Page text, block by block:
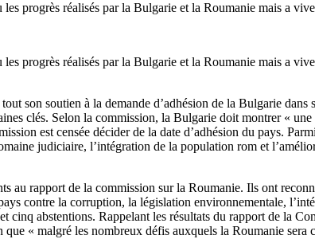
progrès réalisés par la Bulgarie et la Roumanie mais a
progrès réalisés par la Bulgarie et la Roumanie mais a
son soutien à la demande d’adhésion de la Bulgarie
clés. Selon la commission, la Bulgarie doit montrer «
est censée décider de la date d’adhésion du pays.
judiciaire, l’intégration de la population rom et
au rapport de la commission sur la Roumanie. Ils ont
contre la corruption, la législation environnementale,
abstentions. Rappelant les résultats du rapport de la
« malgré les nombreux défis auxquels la Roumanie